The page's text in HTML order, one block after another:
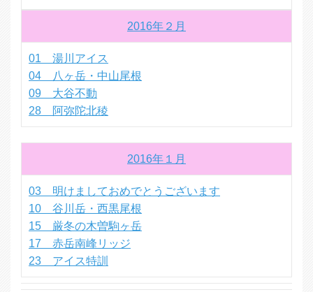
2016年２月
01 湯川アイス
04 八ヶ岳・中山尾根
09 大谷不動
28 阿弥陀北稜
2016年１月
03 明けましておめでとうございます
10 谷川岳・西黒尾根
15 厳冬の木曽駒ヶ岳
17 赤岳南峰リッジ
23 アイス特訓